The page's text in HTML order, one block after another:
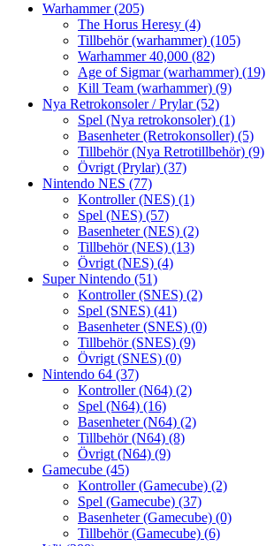
Warhammer(205)
The Horus Heresy (4)
Tillbehör (warhammer) (105)
Warhammer 40,000 (82)
Age of Sigmar (warhammer) (19)
Kill Team (warhammer) (9)
Nya Retrokonsoler / Prylar(52)
Spel (Nya retrokonsoler) (1)
Basenheter (Retrokonsoller) (5)
Tillbehör (Nya Retrotillbehör) (9)
Övrigt (Prylar) (37)
Nintendo NES (77)
Kontroller (NES) (1)
Spel (NES) (57)
Basenheter (NES) (2)
Tillbehör (NES) (13)
Övrigt (NES) (4)
Super Nintendo (51)
Kontroller (SNES) (2)
Spel (SNES) (41)
Basenheter (SNES) (0)
Tillbehör (SNES) (9)
Övrigt (SNES) (0)
Nintendo 64 (37)
Kontroller (N64) (2)
Spel (N64) (16)
Basenheter (N64) (2)
Tillbehör (N64) (8)
Övrigt (N64) (9)
Gamecube (45)
Kontroller (Gamecube) (2)
Spel (Gamecube) (37)
Basenheter (Gamecube) (0)
Tillbehör (Gamecube) (6)